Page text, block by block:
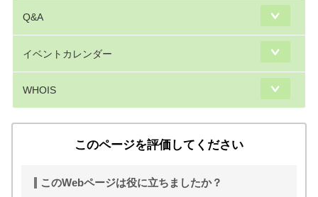
Q&A
イベントカレンダー
WHOIS
このページを評価してください
このWebページは役に立ちましたか？